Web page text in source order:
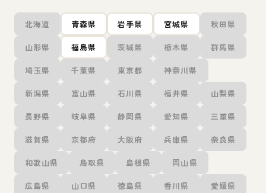
北海道 青森県 岩手県 宮城県 秋田県
山形県 福島県 茨城県 栃木県 群馬県
埼玉県 千葉県 東京都 神奈川県
新潟県 富山県 石川県 福井県 山梨県
長野県 岐阜県 静岡県 愛知県 三重県
滋賀県 京都府 大阪府 兵庫県 奈良県
和歌山県 鳥取県 島根県 岡山県
広島県 山口県 徳島県 香川県 愛媛県